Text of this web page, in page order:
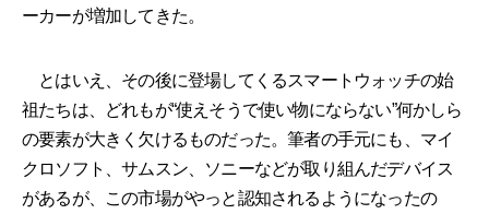
ーカーが増加してきた。
とはいえ、その後に登場してくるスマートウォッチの始
祖たちは、どれもが“使えそうで使い物にならない”何かしら
の要素が大きく欠けるものだった。筆者の手元にも、マイ
クロソフト、サムスン、ソニーなどが取り組んだデバイス
があるが、この市場がやっと認知されるようになったの